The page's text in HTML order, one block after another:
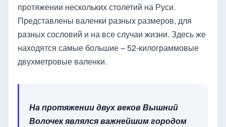
протяжении нескольких столетий на Руси.
Представлены валенки разных размеров, для
разных сословий и на все случаи жизни. Здесь же
находятся самые большие – 52-килограммовые
двухметровые валенки.
На протяжении двух веков Вышний
Волочек являлся важнейшим городом